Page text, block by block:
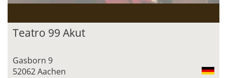
Teatro 99 Akut
Gasborn 9
52062 Aachen